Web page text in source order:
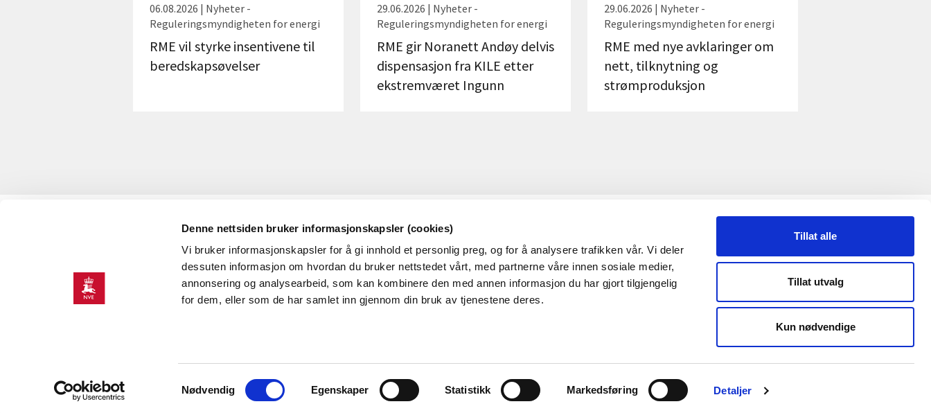
Denne nettsiden bruker informasjonskapsler (cookies)
Vi bruker informasjonskapsler for å gi innhold et personlig preg, og for å analysere trafikken vår. Vi deler
dessuten informasjon om hvordan du bruker nettstedet vårt, med partnerne våre innen sosiale medier,
annonsering og analysearbeid, som kan kombinere den med annen informasjon du har gjort tilgjengelig
for dem, eller som de har samlet inn gjennom din bruk av tjenestene deres.
Samtykkevalg
Nødvendig Egenskaper Statistikk Markedsføring Detaljer
Tillat alle
Tillat utvalg
Kun nødvendige
06.08.2026 | Nyheter -
Reguleringsmyndigheten for energi
RME vil styrke insentivene til
beredskapsøvelser
29.06.2026 | Nyheter -
Reguleringsmyndigheten for energi
RME gir Noranett Andøy delvis
dispensasjon fra KILE etter
ekstremværet Ingunn
29.06.2026 | Nyheter -
Reguleringsmyndigheten for energi
RME med nye avklaringer om
nett, tilknytning og
strømproduksjon
KONTAKT OSS
Kontaktinformasjon
OM RME
Dette er RME
Ledige stillinger i RME
Presserom
RMEs personvernerklæring